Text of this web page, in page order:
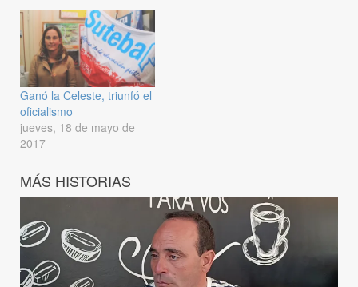
Ganó la Celeste, triunfó el
oficialismo
jueves, 18 de mayo de
2017
MÁS HISTORIAS